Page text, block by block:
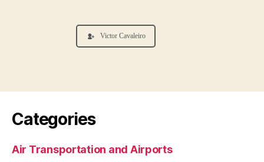
Victor Cavaleiro
Categories
Air Transportation and Airports